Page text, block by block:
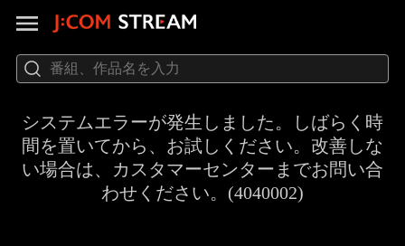
システムエラーが発生しました。しばらく時
間を置いてから、お試しください。改善しな
い場合は、カスタマーセンターまでお問い合
わせください。(4040002)